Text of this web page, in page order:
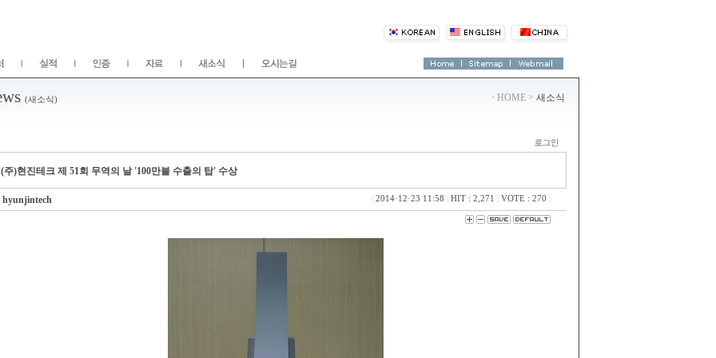
(새소식) · HOME > 새소식
(주)현진테크 제 51회 무역의 날 '100만불 수출의 탑' 수상
hyunjintech 2014·12·23 11:58 HIT : 2,271 VOTE : 270